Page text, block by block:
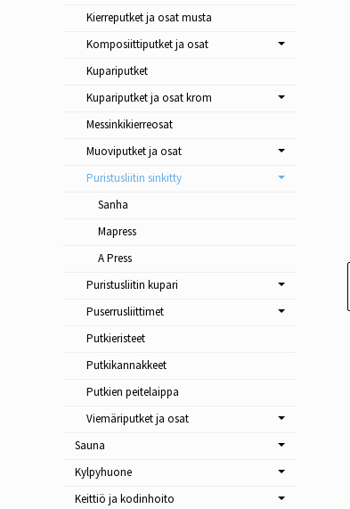
Kierreputket ja osat musta
Komposiittiputket ja osat
Kupariputket
Kupariputket ja osat krom
Messinkikierreosat
Muoviputket ja osat
Puristusliitin sinkitty
Sanha
Mapress
A Press
Puristusliitin kupari
Puserrusliittimet
Putkieristeet
Putkikannakkeet
Putkien peitelaippa
Viemäriputket ja osat
Sauna
Kylpyhuone
Keittiö ja kodinhoito